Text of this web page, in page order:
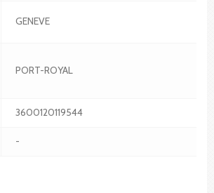
GENEVE
PORT-ROYAL
3600120119544
-